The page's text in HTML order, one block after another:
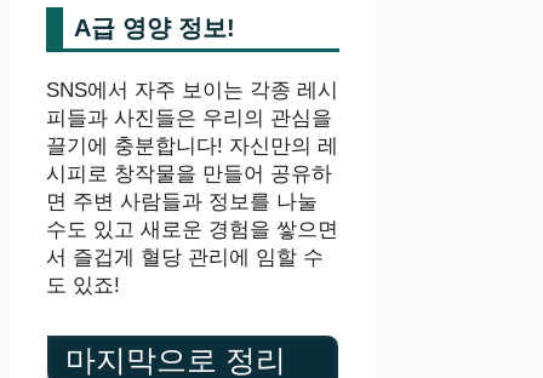
A급 영양 정보!
SNS에서 자주 보이는 각종 레시
피들과 사진들은 우리의 관심을
끌기에 충분합니다! 자신만의 레
시피로 창작물을 만들어 공유하
면 주변 사람들과 정보를 나눌
수도 있고 새로운 경험을 쌓으면
서 즐겁게 혈당 관리에 임할 수
도 있죠!
마지막으로 정리